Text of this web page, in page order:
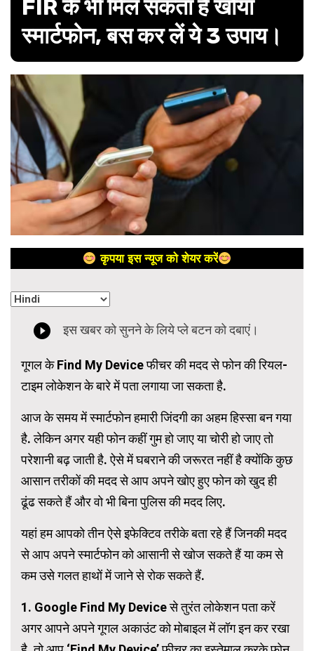
FIR के भी मिल सकता है खोया
स्मार्टफोन, बस कर लें ये 3 उपाय।
कृपया इस न्यूज को शेयर करें
गूगल के Find My Device फीचर की मदद से फोन की रियल-
टाइम लोकेशन के बारे में पता लगाया जा सकता है.
आज के समय में स्मार्टफोन हमारी जिंदगी का अहम हिस्सा बन गया
है. लेकिन अगर यही फोन कहीं गुम हो जाए या चोरी हो जाए तो
परेशानी बढ़ जाती है. ऐसे में घबराने की जरूरत नहीं है क्योंकि कुछ
आसान तरीकों की मदद से आप अपने खोए हुए फोन को खुद ही
ढूंढ सकते हैं और वो भी बिना पुलिस की मदद लिए.
यहां हम आपको तीन ऐसे इफेक्टिव तरीके बता रहे हैं जिनकी मदद
से आप अपने स्मार्टफोन को आसानी से खोज सकते हैं या कम से
कम उसे गलत हाथों में जाने से रोक सकते हैं.
1. Google Find My Device से तुरंत लोकेशन पता करें
अगर आपने अपने गूगल अकाउंट को मोबाइल में लॉग इन कर रखा